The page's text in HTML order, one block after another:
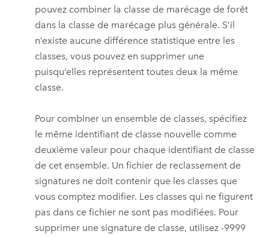
pouvez combiner la classe de marécage de forêt
dans la classe de marécage plus générale. S’il
n’existe aucune différence statistique entre les
classes, vous pouvez en supprimer une
puisqu’elles représentent toutes deux la même
classe.
Pour combiner un ensemble de classes, spécifiez
le même identifiant de classe nouvelle comme
deuxième valeur pour chaque identifiant de classe
de cet ensemble. Un fichier de reclassement de
signatures ne doit contenir que les classes que
vous comptez modifier. Les classes qui ne figurent
pas dans ce fichier ne sont pas modifiées. Pour
supprimer une signature de classe, utilisez -9999